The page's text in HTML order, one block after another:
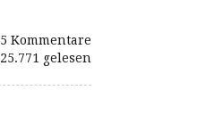
5 Kommentare
25.771 gelesen